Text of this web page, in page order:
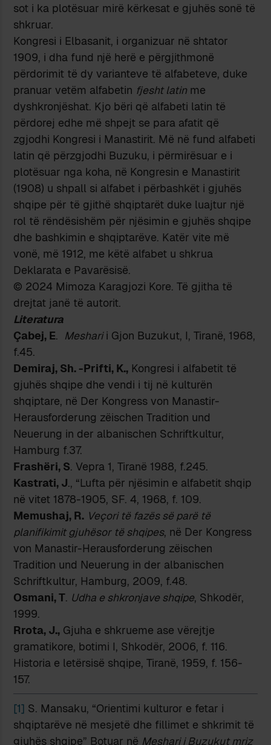
sot i ka plotësuar mirë kërkesat e gjuhës sonë të
shkruar.
Kongresi i Elbasanit, i organizuar në shtator
1909, i dha fund një herë e përgjithmonë
përdorimit të dy varianteve të alfabeteve, duke
pranuar vetëm alfabetin fjesht latin me
dyshkronjëshat. Kjo bëri që alfabeti latin të
përdorej edhe më shpejt se para afatit që
zgjodhi Kongresi i Manastirit. Më në fund alfabeti
latin që përzgjodhi Buzuku, i përmirësuar e i
plotësuar nga koha, në Kongresin e Manastirit
(1908) u shpall si alfabet i përbashkët i gjuhës
shqipe për të gjithë shqiptarët duke luajtur një
rol të rëndësishëm për njësimin e gjuhës shqipe
dhe bashkimin e shqiptarëve. Katër vite më
vonë, më 1912, me këtë alfabet u shkrua
Deklarata e Pavarësisë.
© 2024 Mimoza Karagjozi Kore. Të gjitha të
drejtat janë të autorit.
Literatura
Çabej, E. Mesharii Gjon Buzukut, I, Tiranë, 1968,
f.45.
Demiraj, Sh. -Prifti, K., Kongresi i alfabetit të
gjuhës shqipe dhe vendi i tij në kulturën
shqiptare, në Der Kongress von Manastir-
Herausforderung zëischen Tradition und
Neuerung in der albanischen Schriftkultur,
Hamburg f.37.
Frashëri, S. Vepra 1, Tiranë 1988, f.245.
Kastrati, J., “Lufta për njësimin e alfabetit shqip
në vitet 1878-1905, SF. 4, 1968, f. 109.
Memushaj, R. Veçori të fazës së parë të
planifikimit gjuhësor të shqipes, në Der Kongress
von Manastir-Herausforderung zëischen
Tradition und Neuerung in der albanischen
Schriftkultur, Hamburg, 2009, f.48.
Osmani, T. Udha e shkronjave shqipe, Shkodër,
1999.
Rrota, J., Gjuha e shkrueme ase vërejtje
gramatikore, botimi I, Shkodër, 2006, f. 116.
Historia e letërsisë shqipe, Tiranë, 1959, f. 156-
157.
[1] S. Mansaku, “Orientimi kulturor e fetar i
shqiptarëve në mesjetë dhe fillimet e shkrimit të
gjuhës shqipe” Botuar në Meshari i Buzukut mriz